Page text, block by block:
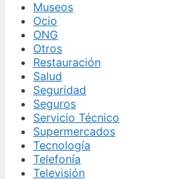
Museos
Ocio
ONG
Otros
Restauración
Salud
Seguridad
Seguros
Servicio Técnico
Supermercados
Tecnología
Telefonía
Televisión